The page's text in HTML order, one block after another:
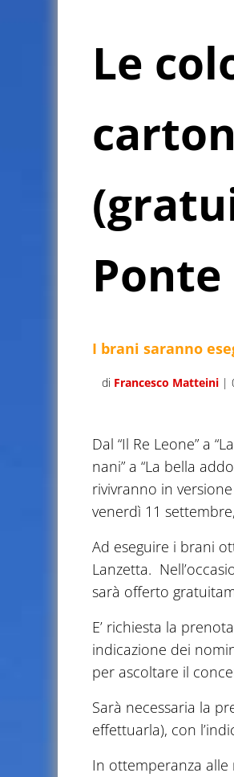
Le
I brani saranno
di Francesco Matteini |
Dal “Il Re Leone” a
nani” a “La bella
rivivranno in
venerdì 11
Ad eseguire i brani
Lanzetta.
sarà offerto
E’ richiesta la
indicazione dei
per ascoltare il
Sarà necessaria la
effettuarla), con
In ottemperanza